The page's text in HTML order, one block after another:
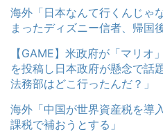
海外「日本なんて行くんじゃ
まったディズニー信者、帰国
【GAME】米政府が「マリオ
を投稿し日本政府が懸念で話
法務部はどこ行ったんだ？」
海外「中国が世界資産税を導
課税で補おうとする」